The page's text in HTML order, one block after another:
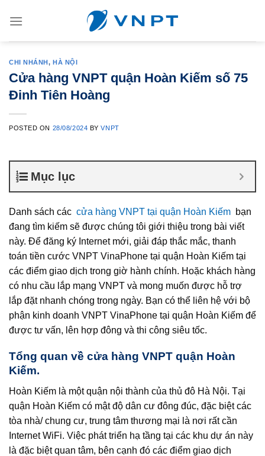
CHI NHÁNH,HÀ NỘI
Cửa hàng VNPT quận Hoàn Kiếm số 75
Đinh Tiên Hoàng
POSTED ON 28/08/2024 BYVNPT
Mục lục
Danh sách các cửa hàng VNPT tại quận Hoàn Kiếm bạn
đang tìm kiếm sẽ được chúng tôi giới thiệu trong bài viết
này. Để đăng ký Internet mới, giải đáp thắc mắc, thanh
toán tiền cước VNPT VinaPhone tại quận Hoàn Kiếm tại
các điểm giao dịch trong giờ hành chính. Hoặc khách hàng
có nhu cầu lắp mạng VNPT và mong muốn được hỗ trợ
lắp đặt nhanh chóng trong ngày. Bạn có thể liên hệ với bộ
phận kinh doanh VNPT VinaPhone tại quận Hoàn Kiếm để
được tư vấn, lên hợp đông và thi công siêu tốc.
Tổng quan về cửa hàng VNPT quận Hoàn
Kiếm.
Hoàn Kiếm là một quận nội thành của thủ đô Hà Nội. Tại
quận Hoàn Kiếm có mật độ dân cư đông đúc, đặc biệt các
tòa nhà/ chung cư, trung tâm thương mại là nơi rất cần
Internet WiFi. Việc phát triển hạ tầng tại các khu dự án này
là đặc biệt quan tâm, bên cạnh đó các điểm giao dịch